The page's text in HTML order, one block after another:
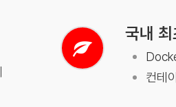
국내
컨테